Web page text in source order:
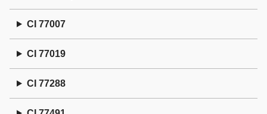
CI 77007
CI 77019
CI 77288